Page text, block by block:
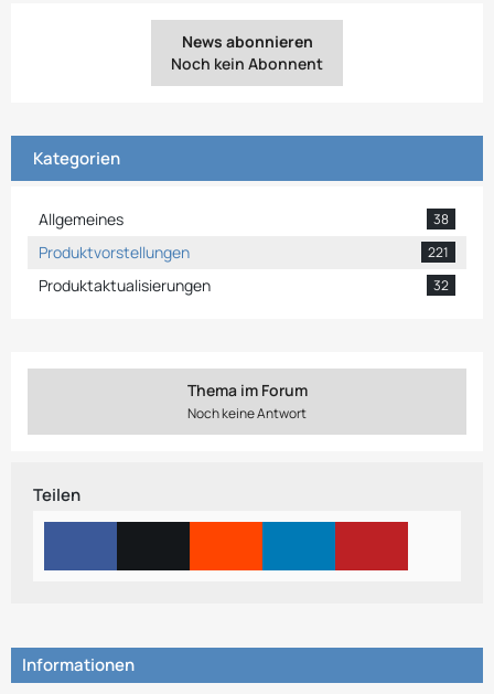
News abonnieren
Noch kein Abonnent
Kategorien
Allgemeines 38
Produktvorstellungen 221
Produktaktualisierungen 32
Thema im Forum
Noch keine Antwort
Teilen
Informationen